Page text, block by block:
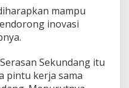
mampu
inovasi
Sekundang itu
pintu kerja sama